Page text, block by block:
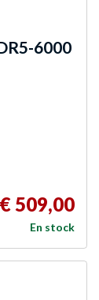
6000
€ 509,00
En stock